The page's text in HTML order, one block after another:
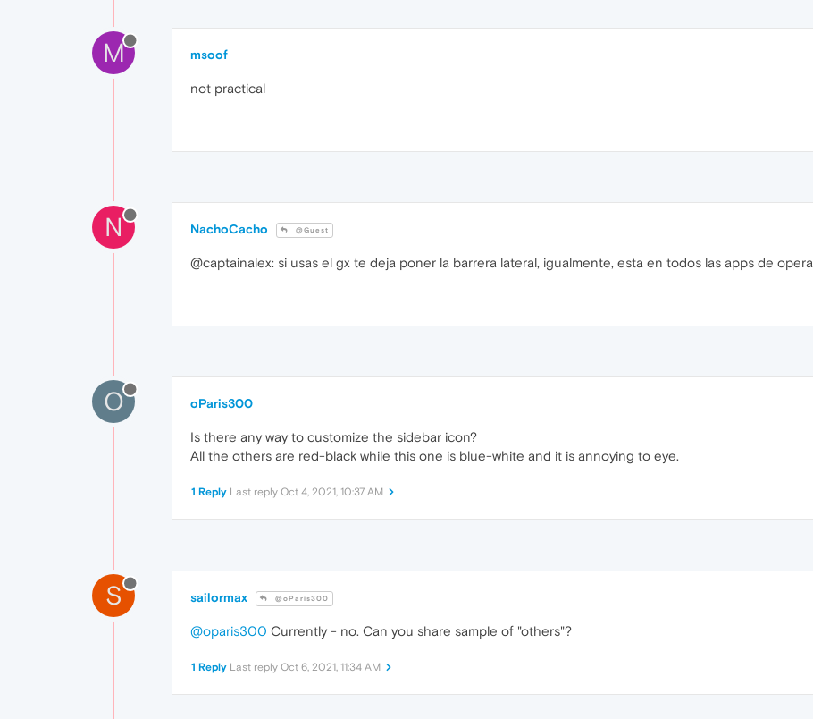
M msoof
not practical
N NachoCacho @Guest
@captainalex: si usas el gx te deja poner la barrera lateral, igualmente, esta en todos las apps de opera
O oParis300
Is there any way to customize the sidebar icon?
All the others are red-black while this one is blue-white and it is annoying to eye.
1 Reply Last reply Oct 4, 2021, 10:37 AM
S sailormax @oParis300
@oparis300 Currently - no. Can you share sample of "others"?
1 Reply Last reply Oct 6, 2021, 11:34 AM